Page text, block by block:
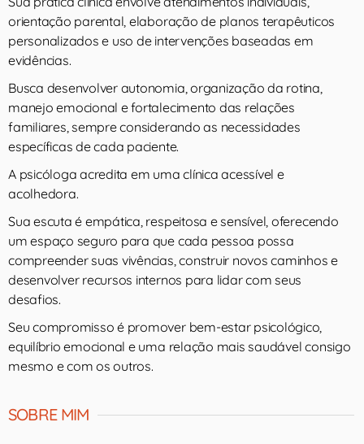
orientação parental, elaboração de planos terapêuticos
personalizados e uso de intervenções baseadas em
evidências.
Busca desenvolver autonomia, organização da rotina,
manejo emocional e fortalecimento das relações
familiares, sempre considerando as necessidades
específicas de cada paciente.
A psicóloga acredita em uma clínica acessível e
acolhedora.
Sua escuta é empática, respeitosa e sensível, oferecendo
um espaço seguro para que cada pessoa possa
compreender suas vivências, construir novos caminhos e
desenvolver recursos internos para lidar com seus
desafios.
Seu compromisso é promover bem-estar psicológico,
equilíbrio emocional e uma relação mais saudável consigo
mesmo e com os outros.
SOBRE MIM